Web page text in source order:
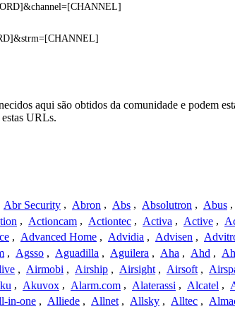
aqui são obtidos da comunidade e podem
URLs.
Abr Security , Abron , Abs , Absolutron , Abus ,
, Actioncam , Actiontec , Activa , Active ,
, Advanced Home , Advidia , Advisen ,
, Agsso , Aguadilla , Aguilera , Aha , Ahd ,
, Airmobi , Airship , Airsight , Airsoft ,
, Akuvox , Alarm.com , Alaterassi , Alcatel ,
in-one , Alliede , Allnet , Allsky , Alltec ,